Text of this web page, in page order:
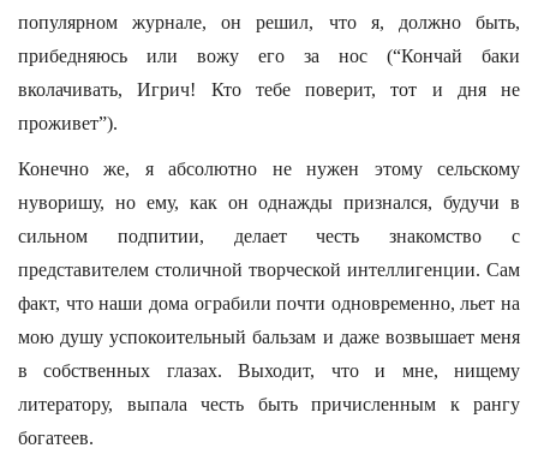
популярном журнале, он решил, что я, должно быть,
прибедняюсь или вожу его за нос (“Кончай баки
вколачивать, Игрич! Кто тебе поверит, тот и дня не
проживет”).
Конечно же, я абсолютно не нужен этому сельскому
нуворишу, но ему, как он однажды признался, будучи в
сильном подпитии, делает честь знакомство с
представителем столичной творческой интеллигенции. Сам
факт, что наши дома ограбили почти одновременно, льет на
мою душу успокоительный бальзам и даже возвышает меня
в собственных глазах. Выходит, что и мне, нищему
литератору, выпала честь быть причисленным к рангу
богатеев.